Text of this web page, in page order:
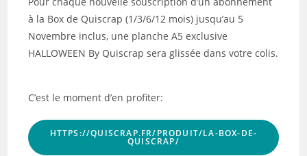
à la Box de Quiscrap (1/3/6/12 mois) jusqu’au 5
Novembre inclus, une planche A5 exclusive
HALLOWEEN By Quiscrap sera glissée dans votre colis.
C’est le moment d’en profiter:
HTTPS://QUISCRAP.FR/PRODUIT/LA-BOX-DE-
QUISCRAP/